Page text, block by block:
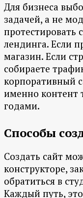
Для бизнеса
задачей, а не
протестировать
лендинга. Если
магазин. Если
собираете
корпоративный
именно контент
годами.
Способы
Создать сайт
конструкторе,
обратиться в
Каждый путь,